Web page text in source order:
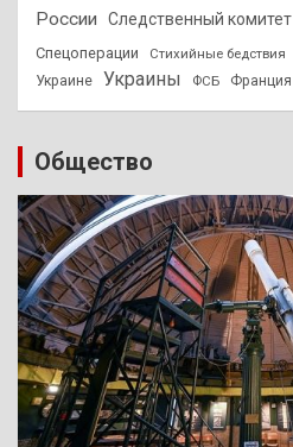
России
Следственный комитет
Спецоперации Стихийные бедствия
Украине Украины ФСБ Франция
Общество